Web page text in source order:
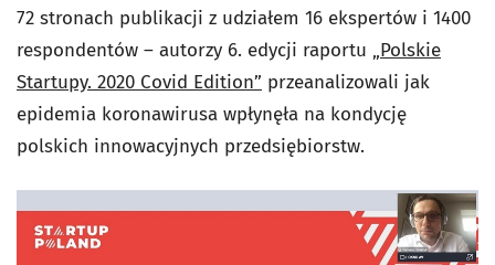
72 stronach publikacji z udziałem 16 ekspertów i 1400
respondentów – autorzy 6. edycji raportu „Polskie
Startupy. 2020 Covid Edition” przeanalizowali jak
epidemia koronawirusa wpłynęła na kondycję
polskich innowacyjnych przedsiębiorstw.